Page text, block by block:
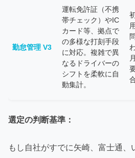
勤怠管理 V3
運転免許証（不携
帯チェック）やIC
カード等、拠点で
の多様な打刻手段
に対応。複雑で異
なるドライバーの
シフトを柔軟に自
動集計。
選定の判断基準：
もし自社がすでに矢崎、富士通、